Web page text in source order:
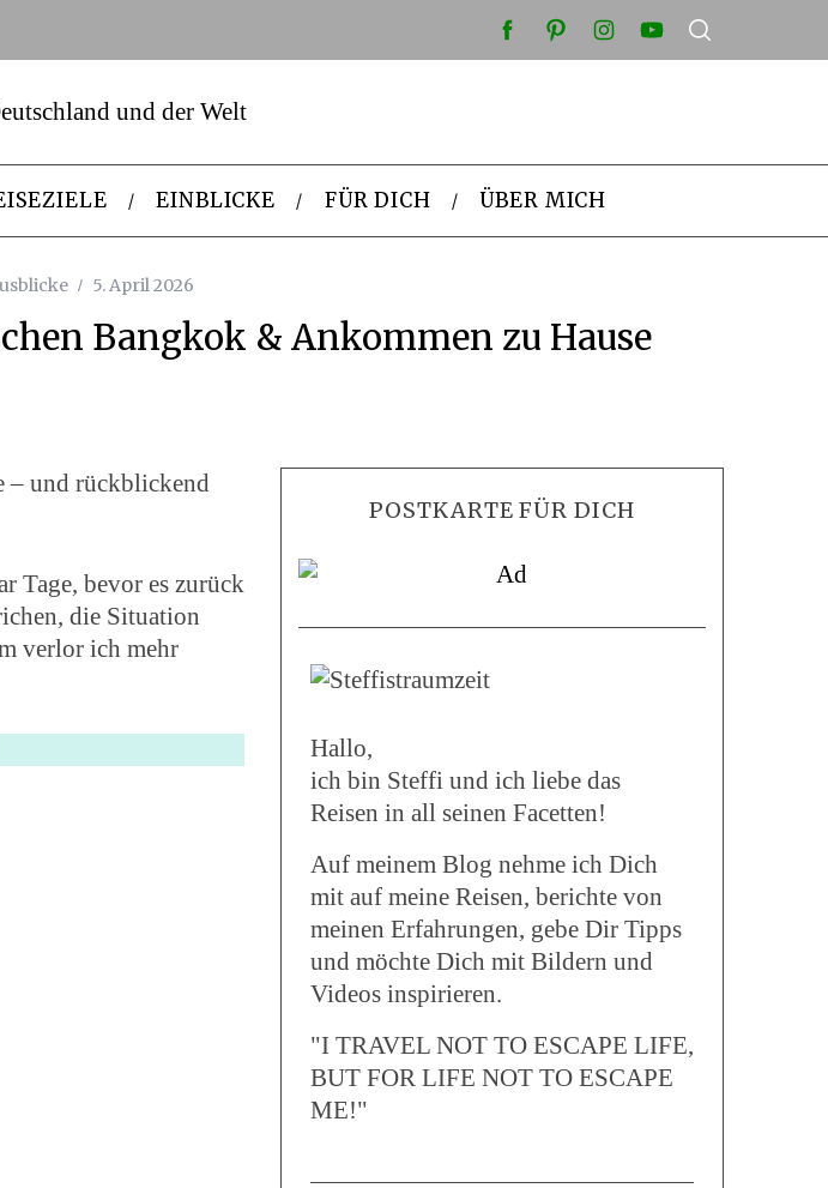
EINBLICKE FÜR DICH ÜBER MICH
5. April 2026
Bangkok & Ankommen zu Hause
– und rückblickend
Tage, bevor es zurück
die Situation
verlor ich mehr
POSTKARTE FÜR DICH
Hallo,
ich bin Steffi und ich liebe das
Reisen in all seinen Facetten!
Auf meinem Blog nehme ich Dich
mit auf meine Reisen, berichte von
meinen Erfahrungen, gebe Dir Tipps
und möchte Dich mit Bildern und
Videos inspirieren.
"I TRAVEL NOT TO ESCAPE LIFE,
BUT FOR LIFE NOT TO ESCAPE
ME!"